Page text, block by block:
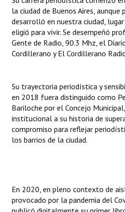
Antiguos Pobladores
Noticias Destacadas
Datos Históricos
Premio al Mérito - Registro
Audiencias Públicas - Registro
Mujeres que Dejaron Huellas -
Banca del Vecino - Registro
la ciudad de Buenos Aires,
desarrolló en nuestra ciudad,
eligió para vivir. Se desempeñó
Gente de Radio, 90.3 Mhz, el
Cordillerano y El Cordillerano
Su trayectoria periodística y
en 2018 fuera distinguido como
Bariloche por el Concejo
institucional a su historia de
compromiso para reflejar
los barrios de la ciudad.
En 2020, en pleno contexto de
provocado por la pandemia del